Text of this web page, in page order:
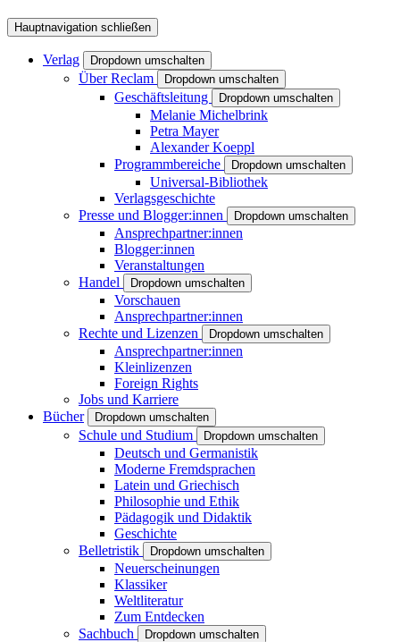
Hauptnavigation schließen
Verlag Dropdown umschalten
Über Reclam Dropdown umschalten
Geschäftsleitung Dropdown umschalten
Melanie Michelbrink
Petra Mayer
Alexander Koeppl
Programmbereiche
Dropdown umschalten
Universal-Bibliothek
Verlagsgeschichte
Presse und Blogger:innen
Dropdown umschalten
Ansprechpartner:innen
Blogger:innen
Veranstaltungen
Handel
Dropdown umschalten
Vorschauen
Ansprechpartner:innen
Rechte und Lizenzen
Dropdown umschalten
Ansprechpartner:innen
Kleinlizenzen
Foreign Rights
Jobs und Karriere
Bücher
Dropdown umschalten
Schule und Studium Dropdown umschalten
Deutsch und Germanistik
Moderne Fremdsprachen
Latein und Griechisch
Philosophie und Ethik
Pädagogik und Didaktik
Geschichte
Belletristik
Dropdown umschalten
Neuerscheinungen
Klassiker
Weltliteratur
Zum Entdecken
Sachbuch
Dropdown umschalten